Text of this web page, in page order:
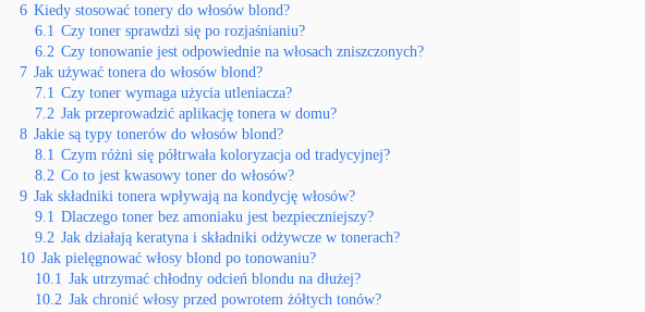
6 Kiedy stosować tonery do włosów blond?
6.1 Czy toner sprawdzi się po rozjaśnianiu?
6.2 Czy tonowanie jest odpowiednie na włosach zniszczonych?
7 Jak używać tonera do włosów blond?
7.1 Czy toner wymaga użycia utleniacza?
7.2 Jak przeprowadzić aplikację tonera w domu?
8 Jakie są typy tonerów do włosów blond?
8.1 Czym różni się półtrwała koloryzacja od tradycyjnej?
8.2 Co to jest kwasowy toner do włosów?
9 Jak składniki tonera wpływają na kondycję włosów?
9.1 Dlaczego toner bez amoniaku jest bezpieczniejszy?
9.2 Jak działają keratyna i składniki odżywcze w tonerach?
10 Jak pielęgnować włosy blond po tonowaniu?
10.1 Jak utrzymać chłodny odcień blondu na dłużej?
10.2 Jak chronić włosy przed powrotem żółtych tonów?